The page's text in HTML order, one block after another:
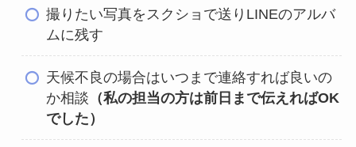
撮りたい写真をスクショで送りLINEのアルバ
ムに残す
天候不良の場合はいつまで連絡すれば良いの
か相談 （私の担当の方は前日まで伝えればOK
でした）